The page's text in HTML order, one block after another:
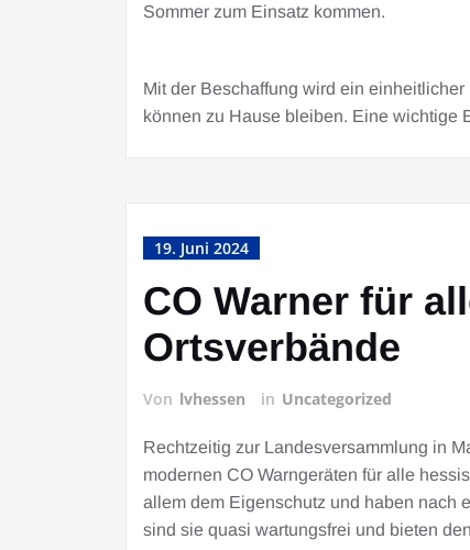
Sommer zum Einsatz kommen.
Mit der Beschaffung wird ein
können zu Hause bleiben. Eine wichtige
19. Juni 2024
CO Warner für
Ortsverbände
Von lvhessen in Uncategorized
Rechtzeitig zur Landesversammlung in
modernen CO Warngeräten für alle
allem dem Eigenschutz und haben nach
sind sie quasi wartungsfrei und bieten